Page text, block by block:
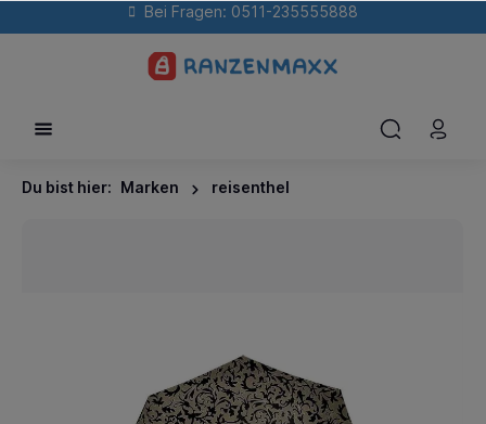
Bei Fragen: 0511-235555888
Du bist hier: Marken reisenthel